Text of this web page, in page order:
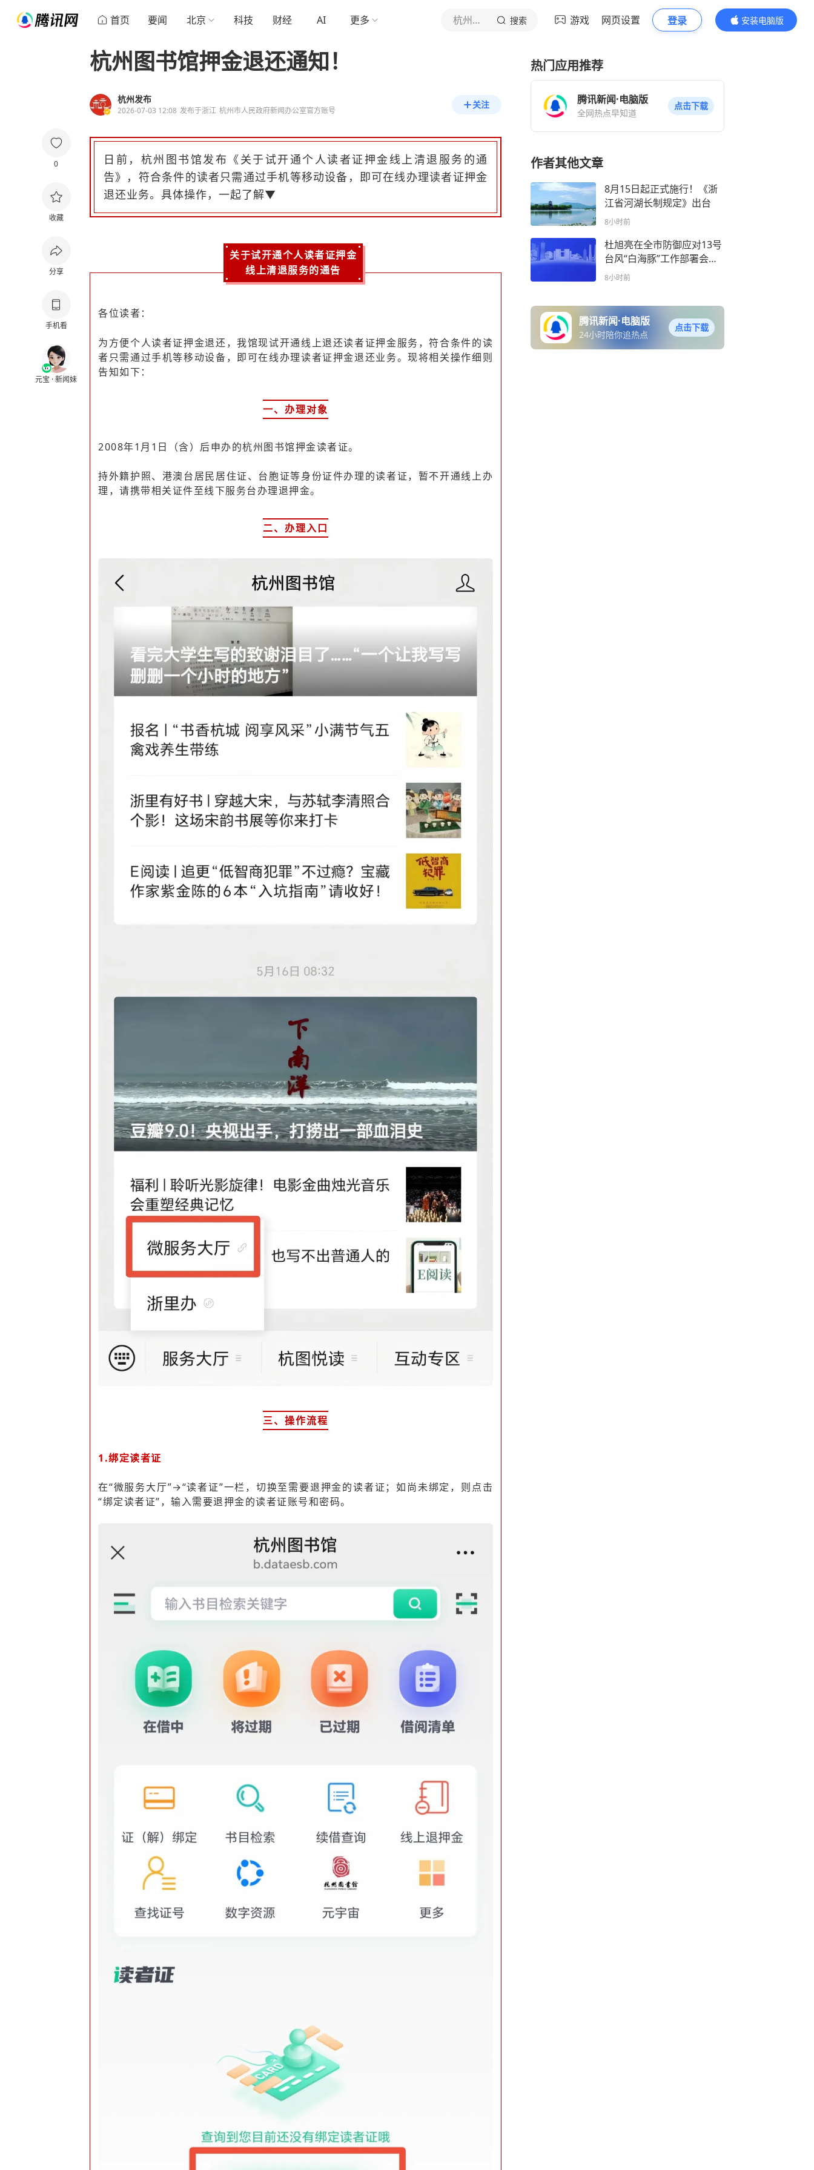
首页 要闻 北京 科技 财经 AI 更多 杭州发布 搜索 游戏 网页设置 登录
安装电脑版
内容更精彩
0
收藏
分享
手机看
元宝 · 新闻妹
杭州图书馆押金退还通知！
杭州发布
2026-07-03 12:08 发布于浙江 杭州市人民政府新闻办公室官方账号
关注
日前，杭州图书馆发布《关于试开通个人读者证押金线上清退服务的通
告》， 符合条件的读者只需通过手机等移动设备，即可在线办理读者证押金
退还业务。具体操作，一起了解▼
关于试开通个人读者证押金
线上清退服务的通告
各位读者：
为方便个人读者证押金退还，我馆现试开通线上退还读者证押金服务，符合条件的读
者只需通过手机等移动设备，即可在线办理读者证押金退还业务。现将相关操作细则
告知如下：
一、办理对象
2008年1月1日（含）后申办的杭州图书馆押金读者证。
持外籍护照、港澳台居民居住证、台胞证等身份证件办理的读者证，暂不开通线上办
理，请携带相关证件至线下服务台办理退押金。
二、办理入口
三、操作流程
1.绑定读者证
在“微服务大厅”→“读者证”一栏，切换至需要退押金的读者证；如尚未绑定，则点击
“绑定读者证”，输入需要退押金的读者证账号和密码。
热门应用推荐
腾讯新闻·电脑版
全网热点早知道
点击下载
作者其他文章
8月15日起正式施行！《浙
江省河湖长制规定》出台
8小时前
杜旭亮在全市防御应对13号
台风“白海豚”工作部署会上
强调：落实落细各项工作举
8小时前
腾讯新闻·电脑版
24小时陪你追热点
点击下载